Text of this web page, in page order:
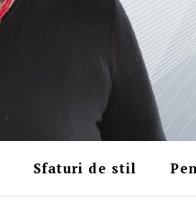
Sfaturi de stil